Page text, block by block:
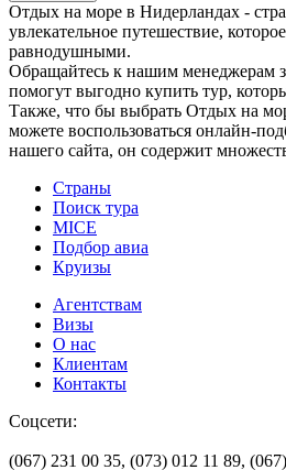
Отдых на море в Нидерландах -
увлекательное путешествие,
равнодушными.
Обращайтесь к нашим менеджерам
помогут выгодно купить тур,
Также, что бы выбрать Отдых на
можете воспользоваться онлайн-
нашего сайта, он содержит
Страны
Поиск тура
MICE
Подбор авиа
Круизы
Агентствам
Визы
О нас
Клиентам
Контакты
Соцсети:
(067) 231 00 35, (073) 012 11 89,